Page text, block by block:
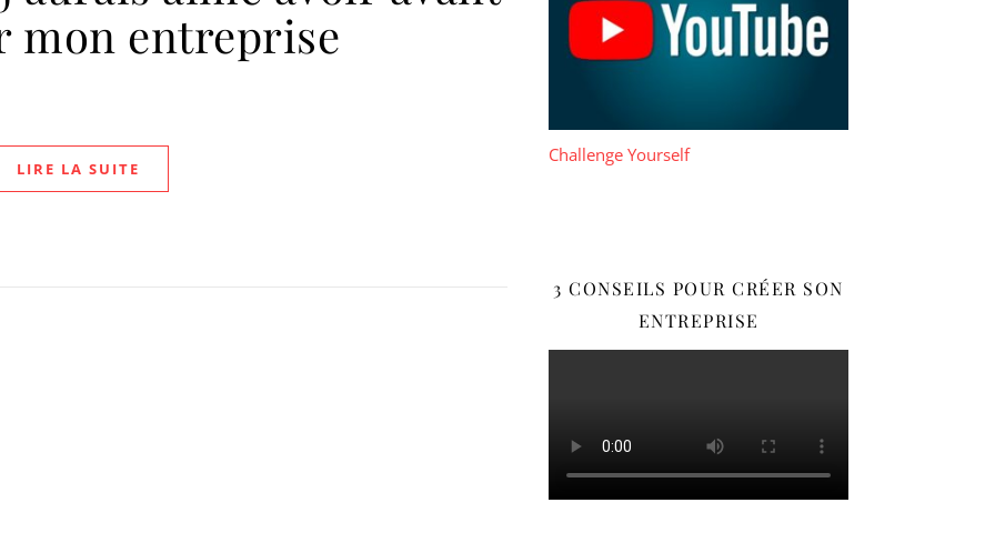
mon entreprise
LIRE LA SUITE
Challenge Yourself
3 CONSEILS POUR CRÉER SON
ENTREPRISE